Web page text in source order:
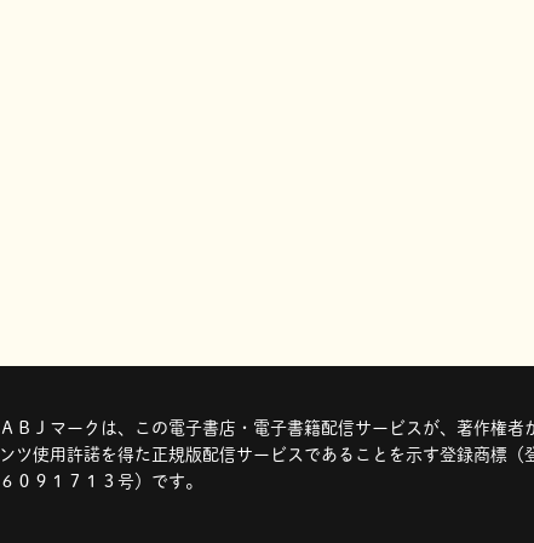
ＡＢＪマークは、この電子書店・電子書籍配信サービスが、著作権者
ンツ使用許諾を得た正規版配信サービスであることを示す登録商標（
６０９１７１３号）です。